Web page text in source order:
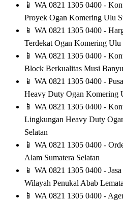
📱 WA 0821 1305 0400 -
Proyek Ogan Komering Ulu
📱 WA 0821 1305 0400 -
Terdekat Ogan Komering Ulu
📱 WA 0821 1305 0400 -
Block Berkualitas Musi
📱 WA 0821 1305 0400 -
Heavy Duty Ogan Komering
📱 WA 0821 1305 0400 -
Lingkungan Heavy Duty
Selatan
📱 WA 0821 1305 0400 -
Alam Sumatera Selatan
📱 WA 0821 1305 0400 -
Wilayah Penukal Abab
📱 WA 0821 1305 0400 -